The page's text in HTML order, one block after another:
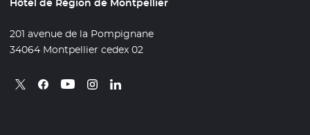
Hôtel de Région de Montpellier
201 avenue de la Pompignane
34064 Montpellier cedex 02
Retrouvez nous sur X
- Nouvelle fenêtre
Retrouvez nous sur Facebook
- Nouvelle fenêtre
Retrouvez nous sur Youtube
- Nouvelle fenêtre
Retrouvez nous sur Instagram
- Nouvelle fenêtre
Retrouvez nous sur Linkedin
- Nouvelle fenêtre